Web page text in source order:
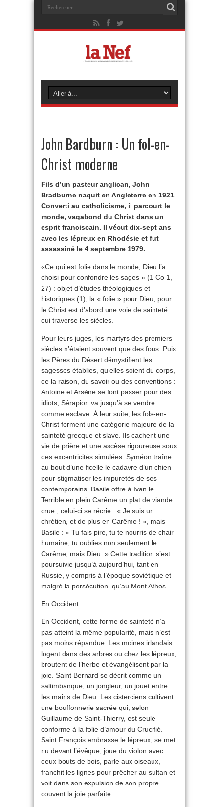
John Bardburn : Un fol-en-
Christ moderne
Fils d’un pasteur anglican, John
Bradburne naquit en Angleterre en 1921.
Converti au catholicisme, il parcourt le
monde, vagabond du Christ dans un
esprit franciscain. Il vécut dix-sept ans
avec les lépreux en Rhodésie et fut
assassiné le 4 septembre 1979.
«Ce qui est folie dans le monde, Dieu l’a
choisi pour confondre les sages » (1 Co 1,
27) : objet d’études théologiques et
historiques (1), la « folie » pour Dieu, pour
le Christ est d’abord une voie de sainteté
qui traverse les siècles.
Pour leurs juges, les martyrs des premiers
siècles n’étaient souvent que des fous. Puis
les Pères du Désert démystifient les
sagesses établies, qu’elles soient du corps,
de la raison, du savoir ou des conventions :
Antoine et Arsène se font passer pour des
idiots, Sérapion va jusqu’à se vendre
comme esclave. À leur suite, les fols-en-
Christ forment une catégorie majeure de la
sainteté grecque et slave. Ils cachent une
vie de prière et une ascèse rigoureuse sous
des excentricités simulées. Syméon traîne
au bout d’une ficelle le cadavre d’un chien
pour stigmatiser les impuretés de ses
contemporains, Basile offre à Ivan le
Terrible en plein Carême un plat de viande
crue ; celui-ci se récrie : « Je suis un
chrétien, et de plus en Carême ! », mais
Basile : « Tu fais pire, tu te nourris de chair
humaine, tu oublies non seulement le
Carême, mais Dieu. » Cette tradition s’est
poursuivie jusqu’à aujourd’hui, tant en
Russie, y compris à l’époque soviétique et
malgré la persécution, qu’au Mont Athos.
En Occident
En Occident, cette forme de sainteté n’a
pas atteint la même popularité, mais n’est
pas moins répandue. Les moines irlandais
logent dans des arbres ou chez les lépreux,
broutent de l’herbe et évangélisent par la
joie. Saint Bernard se décrit comme un
saltimbanque, un jongleur, un jouet entre
les mains de Dieu. Les cisterciens cultivent
une bouffonnerie sacrée qui, selon
Guillaume de Saint-Thierry, est seule
conforme à la folie d’amour du Crucifié.
Saint François embrasse le lépreux, se met
nu devant l’évêque, joue du violon avec
deux bouts de bois, parle aux oiseaux,
franchit les lignes pour prêcher au sultan et
voit dans son expulsion de son propre
couvent la joie parfaite.